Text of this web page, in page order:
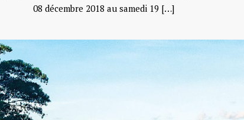
08 décembre 2018 au samedi 19[…]